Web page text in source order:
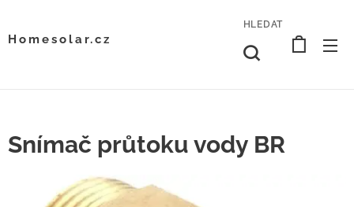
Homesolar.cz
HLEDAT
Snímač průtoku vody BR